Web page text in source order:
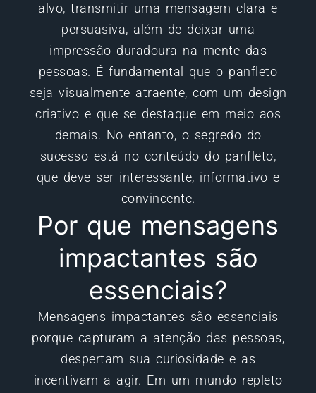
alvo, transmitir uma mensagem clara e
persuasiva, além de deixar uma
impressão duradoura na mente das
pessoas. É fundamental que o panfleto
seja visualmente atraente, com um design
criativo e que se destaque em meio aos
demais. No entanto, o segredo do
sucesso está no conteúdo do panfleto,
que deve ser interessante, informativo e
convincente.
Por que mensagens
impactantes são
essenciais?
Mensagens impactantes são essenciais
porque capturam a atenção das pessoas,
despertam sua curiosidade e as
incentivam a agir. Em um mundo repleto